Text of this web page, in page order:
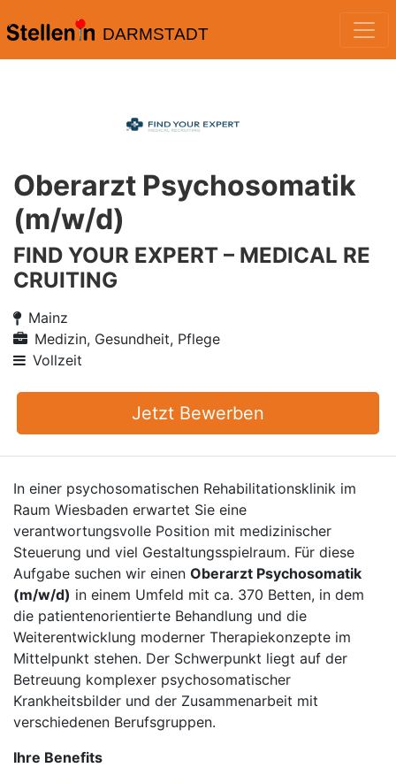
DARMSTADT
Oberarzt Psychosomatik
(m/w/d)
FIND YOUR EXPERT – MEDICAL RE
CRUITING
Mainz
Medizin, Gesundheit, Pflege
Vollzeit
Jetzt Bewerben
In einer psychosomatischen Rehabilitationsklinik im
Raum Wiesbaden erwartet Sie eine
verantwortungsvolle Position mit medizinischer
Steuerung und viel Gestaltungsspielraum. Für diese
Aufgabe suchen wir einen Oberarzt Psychosomatik
(m/w/d) in einem Umfeld mit ca. 370 Betten, in dem
die patientenorientierte Behandlung und die
Weiterentwicklung moderner Therapiekonzepte im
Mittelpunkt stehen. Der Schwerpunkt liegt auf der
Betreuung komplexer psychosomatischer
Krankheitsbilder und der Zusammenarbeit mit
verschiedenen Berufsgruppen.
Ihre Benefits